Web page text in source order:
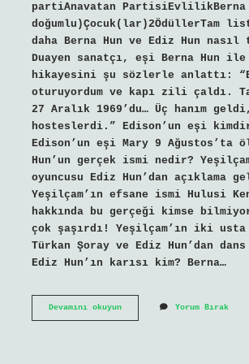
partiAnavatan PartisiEvlilikBerna
doğumlu)Çocuk(lar)2ÖdüllerTam
daha Berna Hun ve Ediz Hun nasıl
Duayen sanatçı, eşi Berna Hun ile
hikayesini şu sözlerle anlattı:
oturuyordum ve kapı zili çaldı.
27 Aralık 1969’du… Üç hanım geldi,
hosteslerdi.” Edison’un eşi
Edison’un eşi Mary 9 Ağustos’ta
Hun’un gerçek ismi nedir?
oyuncusu Ediz Hun’dan açıklama
Yeşilçam’ın efsane ismi Hulusi
hakkında bu gerçeği kimse
çok şaşırdı! Yeşilçam’ın iki usta
Türkan Şoray ve Ediz Hun’dan
Ediz Hun’ın karısı kim? Berna…
Devamını okuyunEdiz
Yorum Bırak